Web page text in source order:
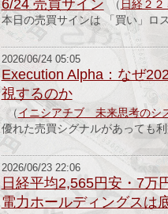
6/24 売買サイン （ 日経２
本日の売買サインは 「買い」ロ
2026/06/24 05:05
Execution Alpha：なぜ
視するのか
（イニシアチブ 未来思考のシ
優れた売買シグナルがあっても
2026/06/23 22:06
日経平均2,565円安・7
電力ホールディングスは